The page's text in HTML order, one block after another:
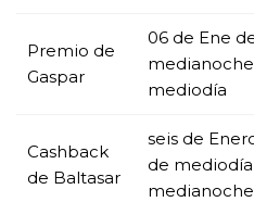
Premio de
Gaspar
06 de Ene
mediodía
Cashback
de Baltasar
seis de
de mediodía
medianoche